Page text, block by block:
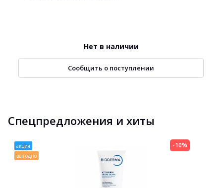
Нет в наличии
Сообщить о поступлении
Спецпредложения и хиты
акция
выгодно
-10%